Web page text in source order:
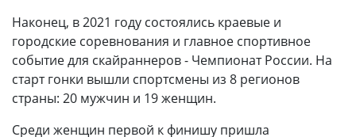
Наконец, в 2021 году состоялись краевые и
городские соревнования и главное спортивное
событие для скайраннеров - Чемпионат России. На
старт гонки вышли спортсмены из 8 регионов
страны: 20 мужчин и 19 женщин.
Среди женщин первой к финишу пришла